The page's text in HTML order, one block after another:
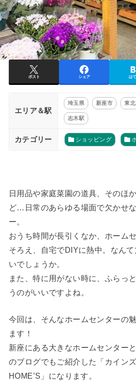
ポスト シェア は
エリア＆駅
埼玉県 新座市 東北
志木駅
カテゴリー ショッピング
日用品や家庭菜園の道具、そのほ
ど…日常のあらゆる場面で欠かせ
ー。
おうち時間が長引くなか、ホーム
そろえ、自宅でDIYに熱中。なん
いでしょうか。
また、特に用がない時に、ふらっ
うのがいいですよね。
今回は、そんなホームセンターの
ます！
新座にある大きなホームセンター
のブログでもご紹介した「カイン
HOME’S」になります。